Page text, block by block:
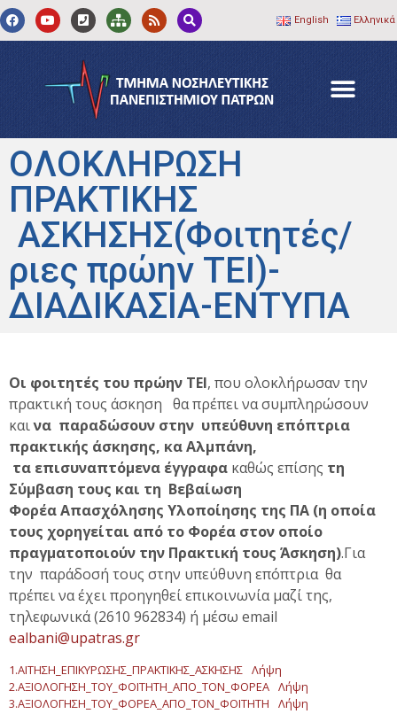
English Ελληνικά
ΟΛΟΚΛΗΡΩΣΗ
ΠΡΑΚΤΙΚΗΣ
ΑΣΚΗΣΗΣ(Φοιτητές/
ριες πρώην ΤΕΙ)-
ΔΙΑΔΙΚΑΣΙΑ-ΕΝΤΥΠΑ
Οι φοιτητές του πρώην ΤΕΙ, που ολοκλήρωσαν την
πρακτική τους άσκηση θα πρέπει να συμπληρώσουν
καινα παραδώσουν στην υπεύθυνη επόπτρια
πρακτικής άσκησης, κα Αλμπάνη,
τα επισυναπτόμενα έγγραφα καθώς επίσης τη
Σύμβαση τους και τη Βεβαίωση
ΦορέαΑπασχόλησης Υλοποίησης της ΠΑ (η οποία
τους χορηγείται από το Φορέα στον οποίο
πραγματοποιούν την Πρακτική τους Άσκηση).Για
την παράδοσή τους στην υπεύθυνη επόπτρια θα
πρέπει να έχει προηγηθεί επικοινωνία μαζί της,
τηλεφωνικά (2610 962834) ή μέσω email
ealbani@upatras.gr
1.ΑΙΤΗΣΗ_ΕΠΙΚΥΡΩΣΗΣ_ΠΡΑΚΤΙΚΗΣ_ΑΣΚΗΣΗΣ Λήψη
2.ΑΞΙΟΛΟΓΗΣΗ_ΤΟΥ_ΦΟΙΤΗΤΗ_ΑΠΟ_ΤΟΝ_ΦΟΡΕΑ Λήψη
3.ΑΞΙΟΛΟΓΗΣΗ_ΤΟΥ_ΦΟΡΕΑ_ΑΠΟ_ΤΟΝ_ΦΟΙΤΗΤΗ
Λήψη